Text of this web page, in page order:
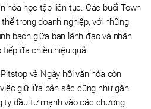
hóa học tập liên tục. Các buổi Town
trong doanh nghiệp, với những
bạch giữa ban lãnh đạo và nhân
tiếp đa chiều hiệu quả.
và Ngày hội văn hóa còn
giữ lửa bản sắc cũng như gắn
ty đầu tư mạnh vào các chương